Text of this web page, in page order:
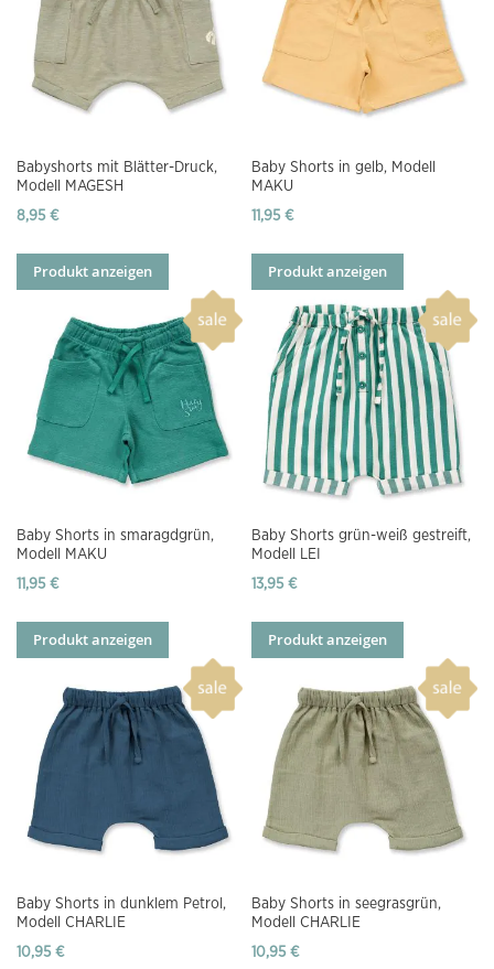
Babyshorts mit Blätter-Druck,
Modell MAGESH
8,95 €
Produkt anzeigen
Baby Shorts in gelb, Modell
MAKU
11,95 €
Produkt anzeigen
Baby Shorts in smaragdgrün,
Modell MAKU
11,95 €
Produkt anzeigen
Baby Shorts grün-weiß gestreift,
Modell LEI
13,95 €
Produkt anzeigen
Baby Shorts in dunklem Petrol,
Modell CHARLIE
10,95 €
Baby Shorts in seegrasgrün,
Modell CHARLIE
10,95 €